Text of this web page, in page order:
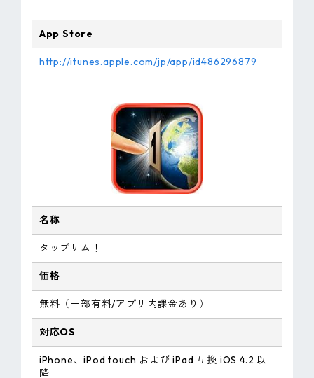
App Store
http://itunes.apple.com/jp/app/id486296879
名称
タップサム！
価格
無料（一部有料/アプリ内課金あり）
対応OS
iPhone、iPod touch および iPad 互換 iOS 4.2 以
降